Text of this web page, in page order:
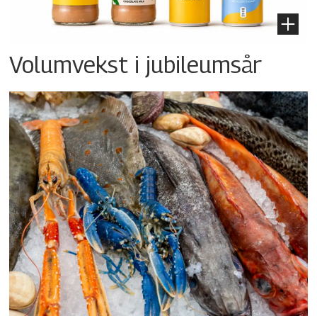
Volumvekst i jubileumsår